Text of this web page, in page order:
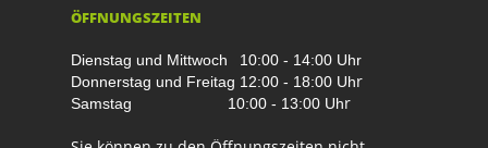
ÖFFNUNGSZEITEN
Dienstag und Mittwoch
10:00 - 14:00 Uhr
Donnerstag und Freitag 12:00 - 18:00 Uhr
Samstag 10:00 - 13:00 Uhr